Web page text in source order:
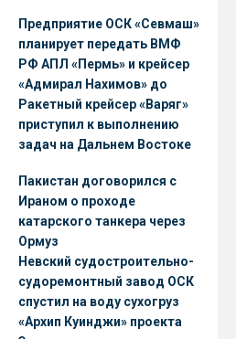
Предприятие ОСК «Севмаш»
планирует передать ВМФ
РФ АПЛ «Пермь» и крейсер
«Адмирал Нахимов» до
конца 2026 года
Ракетный крейсер «Варяг»
приступил к выполнению
задач на Дальнем Востоке
Пакистан договорился с
Ираном о проходе
катарского танкера через
Ормуз
Невский судостроительно-
судоремонтный завод ОСК
спустил на воду сухогруз
«Архип Куинджи» проекта